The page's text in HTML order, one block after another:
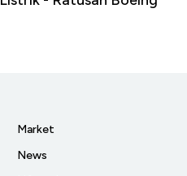
Market
News